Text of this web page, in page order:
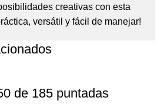
creativas con esta
versátil y fácil de manejar!
de 185 puntadas